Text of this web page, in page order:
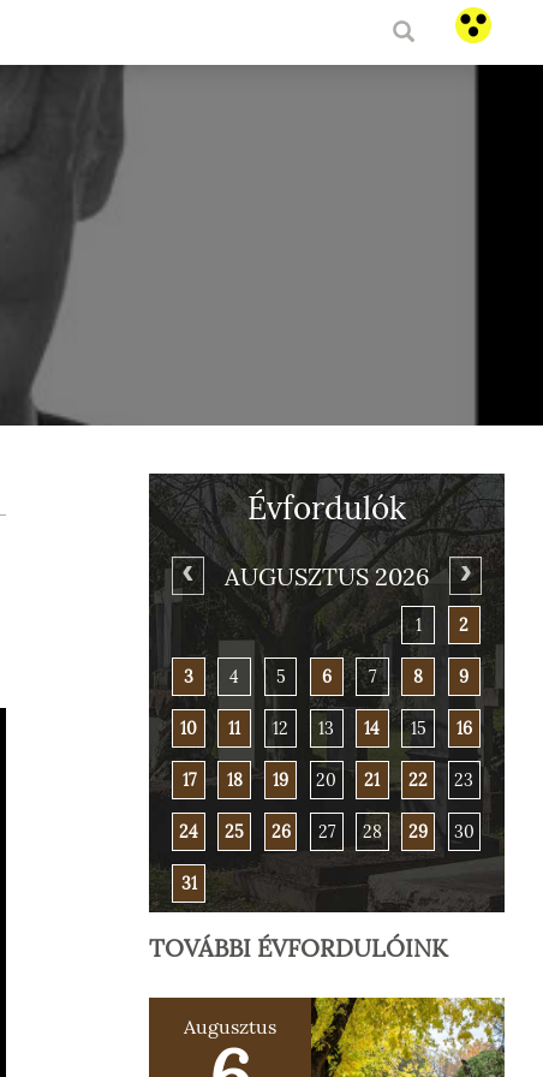
Évfordulók
AUGUSZTUS 2026
1 2
3 4 5 6 7 8 9
10 11 12 13 14 15 16
17 18 19 20 21 22 23
24 25 26 27 28 29 30
31
TOVÁBBI ÉVFORDULÓINK
Augusztus